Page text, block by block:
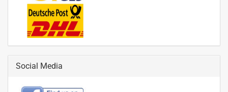
Social Media